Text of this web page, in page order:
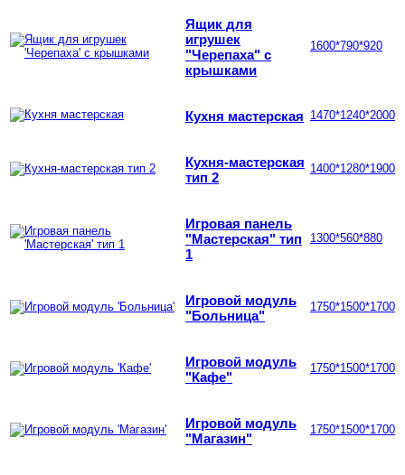
Ящик для
игрушек
"Черепаха" с
крышками
1600*790*920
Кухня мастерская 1470*1240*2000
Кухня-мастерская
тип 2
1400*1280*1900
Игровая панель
"Мастерская" тип
1
1300*560*880
Игровой модуль
"Больница"
1750*1500*1700
Игровой модуль
"Кафе"
1750*1500*1700
Игровой модуль
"Магазин"
1750*1500*1700